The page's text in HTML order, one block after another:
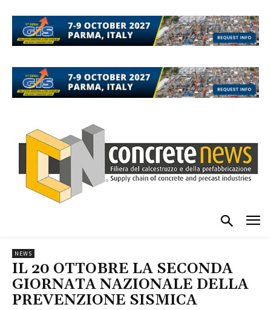
NEWS
IL 20 OTTOBRE LA SECONDA
GIORNATA NAZIONALE DELLA
PREVENZIONE SISMICA